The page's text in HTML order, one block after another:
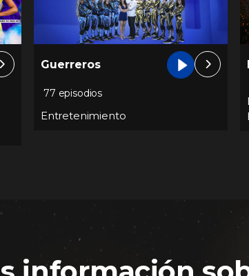
Guerreros
77 episodios
Entretenimiento